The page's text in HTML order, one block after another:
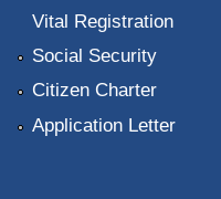
Vital Registration
Social Security
Citizen Charter
Application Letter